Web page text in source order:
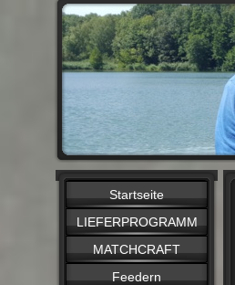
Startseite
LIEFERPROGRAMM
MATCHCRAFT
Feedern